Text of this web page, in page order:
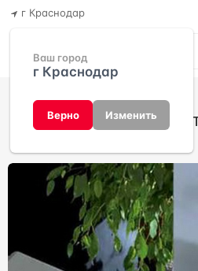
г Краснодар
Ваш город
г Краснодар
Верно Изменить
DolceVita